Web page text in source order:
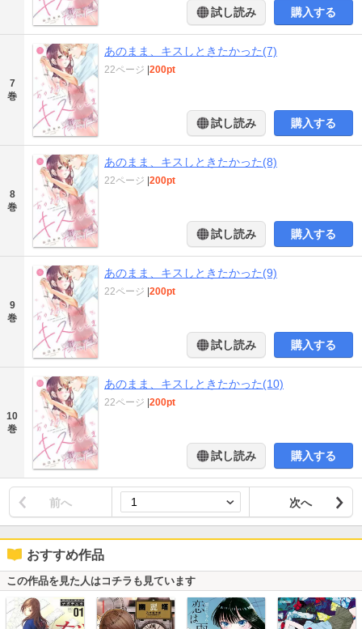
試し読み 購入する
7
巻
あのまま、キスしときたかった(7)
22ページ 200pt
試し読み 購入する
8
巻
あのまま、キスしときたかった(8)
22ページ 200pt
試し読み 購入する
9
巻
あのまま、キスしときたかった(9)
22ページ 200pt
試し読み 購入する
10
巻
あのまま、キスしときたかった(10)
22ページ 200pt
試し読み 購入する
前へ 次へ
おすすめ作品
この作品を見た人はコチラも見ています